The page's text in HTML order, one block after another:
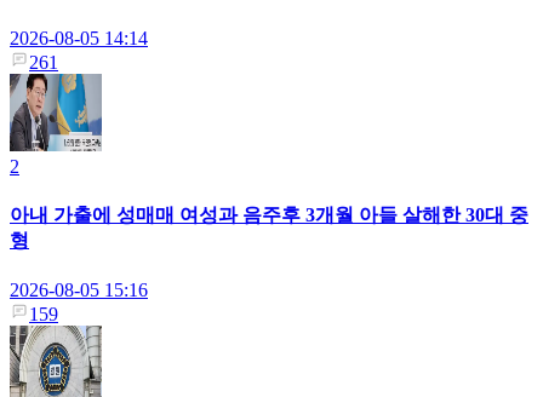
2026-08-05 14:14
261
2
아내 가출에 성매매 여성과 음주후 3개월 아들 살해한 30대 중
형
2026-08-05 15:16
159